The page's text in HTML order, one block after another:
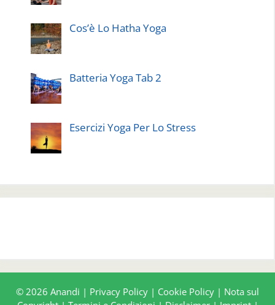
Cos’è Lo Hatha Yoga
Batteria Yoga Tab 2
Esercizi Yoga Per Lo Stress
© 2026 Anandi | Privacy Policy | Cookie Policy | Nota sul